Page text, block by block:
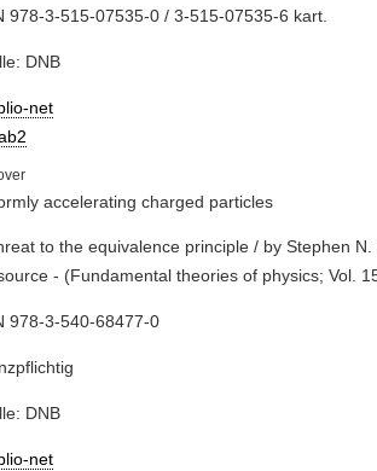
978-3-515-07535-0 / 3-515-07535-6 kart.
DNB
net
accelerating charged particles
to the equivalence principle / by Stephen
- (Fundamental theories of physics; Vol.
978-3-540-68477-0
DNB
net